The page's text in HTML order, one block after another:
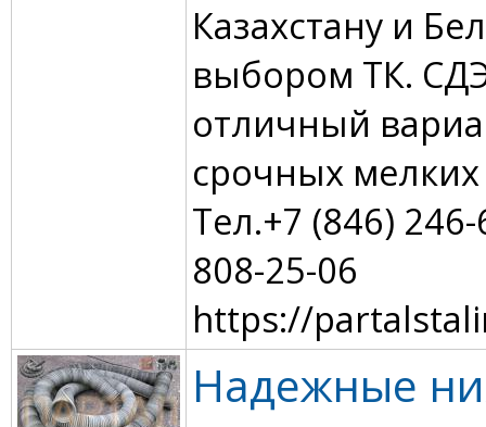
Казахстану и
выбором ТК.
отличный
срочных мелких
Тел.+7 (846)
808-25-06
https://
Надежные